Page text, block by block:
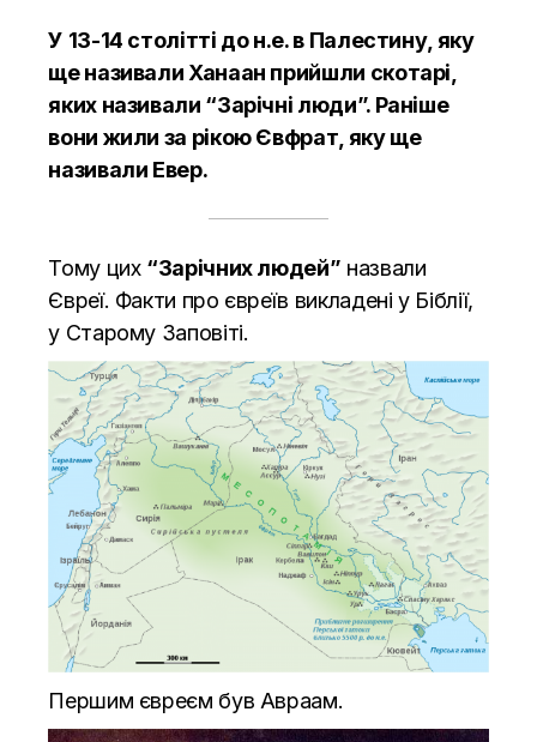
У 13-14 столітті до н.е. в Палестину, яку
ще називали Ханаан прийшли скотарі,
яких називали “Зарічні люди”. Раніше
вони жили за рікою Євфрат, яку ще
називали Евер.
Тому цих “Зарічних людей” назвали
Євреї. Факти про євреїв викладені у Біблії,
у Старому Заповіті.
Першим євреєм був Авраам.